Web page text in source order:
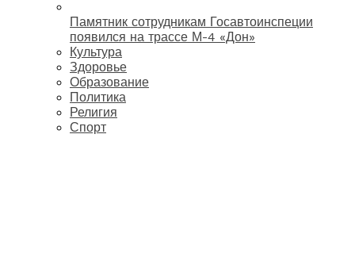
Памятник сотрудникам Госавтоинспеции
появился на трассе М-4 «Дон»
Культура
Здоровье
Образование
Политика
Религия
Спорт